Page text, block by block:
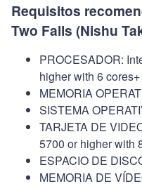
Requisitos
Two Falls (Nishu
PROCESADOR:
higher with 6 cores+
MEMORIA
SISTEMA
TARJETA DE
5700 or higher with
ESPACIO DE
MEMORIA DE